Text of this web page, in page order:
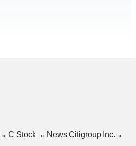
C Stock
News Citigroup Inc.